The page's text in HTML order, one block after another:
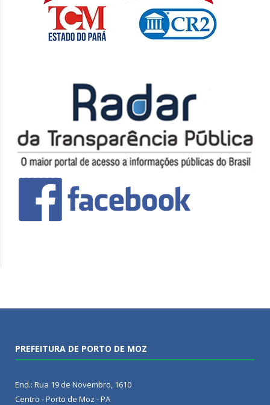
PREFEITURA DE PORTO DE MOZ
End.: Rua 19 de Novembro, 1610
Centro - Porto de Moz - PA